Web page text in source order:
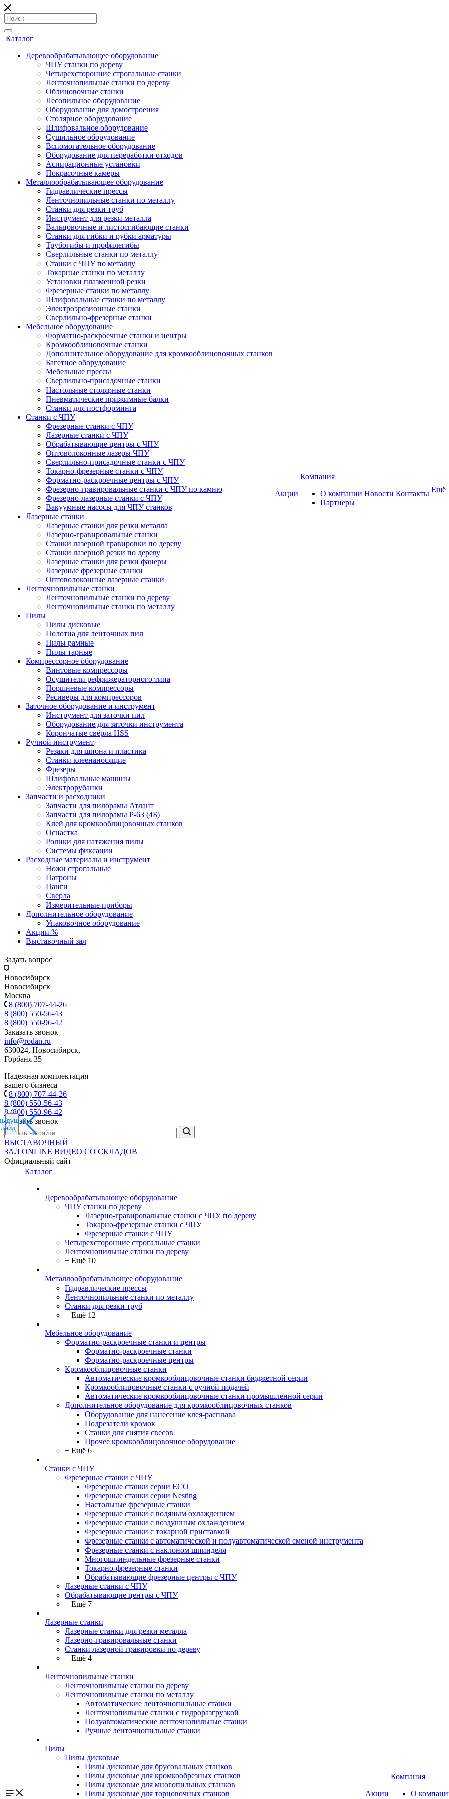
Каталог
Деревообрабатывающее оборудование
ЧПУ станки по дереву
Четырехсторонние строгальные станки
Ленточнопильные станки по дереву
Облицовочные станки
Лесопильное оборудование
Оборудование для домостроения
Столярное оборудование
Шлифовальное оборудование
Сушильное оборудование
Вспомогательное оборудование
Оборудование для переработки отходов
Аспирационные установки
Покрасочные камеры
Металлообрабатывающее оборудование
Гидравлические прессы
Ленточнопильные станки по металлу
Станки для резки труб
Инструмент для резки металла
Вальцовочные и листосгибающие станки
Станки для гибки и рубки арматуры
Трубогибы и профилегибы
Сверлильные станки по металлу
Станки с ЧПУ по металлу
Токарные станки по металлу
Установки плазменной резки
Фрезерные станки по металлу
Шлифовальные станки по металлу
Электроэрозионные станки
Сверлильно-фрезерные станки
Мебельное оборудование
Форматно-раскроечные станки и центры
Кромкооблицовочные станки
Дополнительное оборудование для кромкооблицовочных станков
Багетное оборудование
Мебельные прессы
Сверлильно-присадочные станки
Настольные столярные станки
Пневматические прижимные балки
Станки для постформинга
Станки с ЧПУ
Фрезерные станки с ЧПУ
Лазерные станки с ЧПУ
Обрабатывающие центры с ЧПУ
Оптоволоконные лазеры ЧПУ
Сверлильно-присадочные станки с ЧПУ
Токарно-фрезерные станки с ЧПУ
Форматно-раскроечные центры с ЧПУ
Фрезерно-гравировальные станки с ЧПУ по камню
Фрезерно-лазерные станки с ЧПУ
Вакуумные насосы для ЧПУ станков
Лазерные станки
Лазерные станки для резки металла
Лазерно-гравировальные станки
Станки лазерной гравировки по дереву
Станки лазерной резки по дереву
Лазерные станки для резки фанеры
Лазерные фрезерные станки
Оптоволоконные лазерные станки
Ленточнопильные станки
Ленточнопильные станки по дереву
Ленточнопильные станки по металлу
Пилы
Пилы дисковые
Полотна для ленточных пил
Пилы рамные
Пилы тарные
Компрессорное оборудование
Винтовые компрессоры
Осушители рефрижераторного типа
Поршневые компрессоры
Ресиверы для компрессоров
Заточное оборудование и инструмент
Инструмент для заточки пил
Оборудование для заточки инструмента
Корончатые свёрла HSS
Ручной инструмент
Резаки для шпона и пластика
Станки клеенаносящие
Фрезеры
Шлифовальные машины
Электрорубанки
Запчасти и расходники
Запчасти для пилорамы Атлант
Запчасти для пилорамы Р-63 (4Б)
Клей для кромкооблицовочных станков
Оснастка
Ролики для натяжения пилы
Системы фиксации
Расходные материалы и инструмент
Ножи строгальные
Патроны
Цанги
Сверла
Измерительные приборы
Дополнительное оборудование
Упаковочное оборудование
Акции %
Выставочный зал
Акции
Компания
О компании
Партнеры
Новости Контакты Ещё
Задать вопрос
Новосибирск
Новосибирск
Москва
8 (800) 707-44-26
8 (800) 550-56-43
8 (800) 550-96-42
Заказать звонок
info@rodan.ru
630024, Новосибирск,
Горбаня 35
Надежная комплектация
вашего бизнеса
8 (800) 707-44-26
8 (800) 550-56-43
8 (800) 550-96-42
Заказать звонок
ВЫСТАВОЧНЫЙ
ЗАЛ ONLINE ВИДЕО СО СКЛАДОВ
Официальный сайт
Каталог
Деревообрабатывающее оборудование
ЧПУ станки по дереву
Лазерно-гравировальные станки с ЧПУ по дереву
Токарно-фрезерные станки с ЧПУ
Фрезерные станки с ЧПУ
Четырехсторонние строгальные станки
Ленточнопильные станки по дереву
+ Ещё 10
Металлообрабатывающее оборудование
Гидравлические прессы
Ленточнопильные станки по металлу
Станки для резки труб
+ Ещё 12
Мебельное оборудование
Форматно-раскроечные станки и центры
Форматно-раскроечные станки
Форматно-раскроечные центры
Кромкооблицовочные станки
Автоматические кромкооблицовочные станки бюджетной серии
Кромкооблицовочные станки с ручной подачей
Автоматические кромкооблицовочные станки промышленной серии
Дополнительное оборудование для кромкооблицовочных станков
Оборудование для нанесение клея-расплава
Подрезатели кромок
Станки для снятия свесов
Прочее кромкооблицовочное оборудование
+ Ещё 6
Станки с ЧПУ
Фрезерные станки с ЧПУ
Фрезерные станки серии ECO
Фрезерные станки серии Nesting
Настольные фрезерные станки
Фрезерные станки с водяным охлаждением
Фрезерные станки с воздушным охлаждением
Фрезерные станки с токарной приставкой
Фрезерные станки с автоматической и полуавтоматической сменой инструмента
Фрезерные станки с наклоном шпинделя
Многошпиндельные фрезерные станки
Токарно-фрезерные станки
Обрабатывающие фрезерные центры с ЧПУ
Лазерные станки с ЧПУ
Обрабатывающие центры с ЧПУ
+ Ещё 7
Лазерные станки
Лазерные станки для резки металла
Лазерно-гравировальные станки
Станки лазерной гравировки по дереву
+ Ещё 4
Ленточнопильные станки
Ленточнопильные станки по дереву
Ленточнопильные станки по металлу
Автоматические ленточнопильные станки
Ленточнопильные станки с гидроразгрузкой
Полуавтоматические ленточнопильные станки
Ручные ленточнопильные станки
Пилы
Пилы дисковые
Пилы дисковые для брусовальных станков
Пилы дисковые для кромкообрезных станков
Пилы дисковые для многопильных станков
Пилы дисковые для торцовочных станков
Акции
Компания
О